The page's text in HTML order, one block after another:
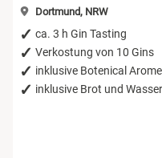
Dortmund, NRW
ca. 3 h Gin Tasting
Verkostung von 10 Gins
inklusive Botenical
inklusive Brot und Wasser